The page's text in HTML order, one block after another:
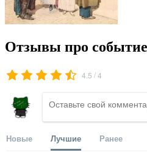
Отзывы про
4.5 /4
Новые Лучшие Ранее